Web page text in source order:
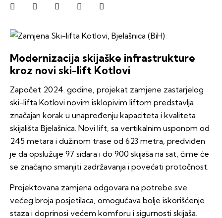
Modernizacija skijaške infrastrukture
kroz novi ski-lift Kotlovi
Započet 2024. godine, projekat zamjene zastarjelog
ski-lifta Kotlovi novim isklopivim liftom predstavlja
značajan korak u unapređenju kapaciteta i kvaliteta
skijališta Bjelašnica. Novi lift, sa vertikalnim usponom od
245 metara i dužinom trase od 623 metra, predviđen
je da opslužuje 97 sidara i do 900 skijaša na sat, čime će
se značajno smanjiti zadržavanja i povećati protočnost.
Projektovana zamjena odgovara na potrebe sve
većeg broja posjetilaca, omogućava bolje iskorišćenje
staza i doprinosi većem komforu i sigurnosti skijaša.